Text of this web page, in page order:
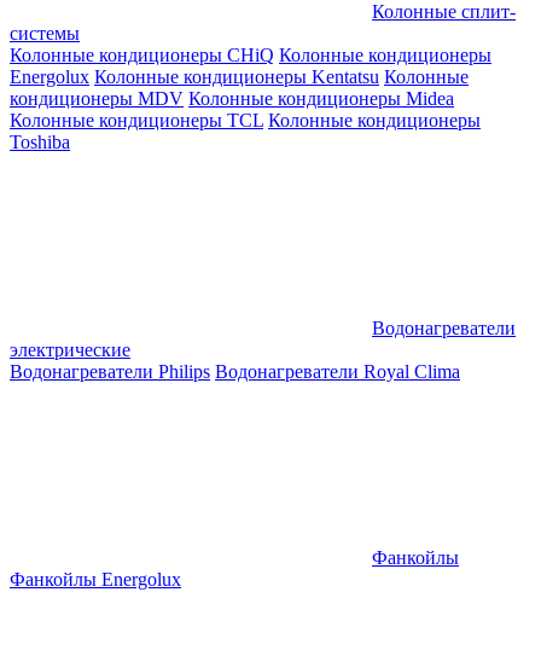
Колонные сплит-
системы
Колонные кондиционеры CHiQ Колонные кондиционеры
Energolux Колонные кондиционеры Kentatsu Колонные
кондиционеры MDV Колонные кондиционеры Midea
Колонные кондиционеры TCL Колонные кондиционеры
Toshiba
Водонагреватели
электрические
Водонагреватели Philips Водонагреватели Royal Clima
Фанкойлы
Фанкойлы Energolux